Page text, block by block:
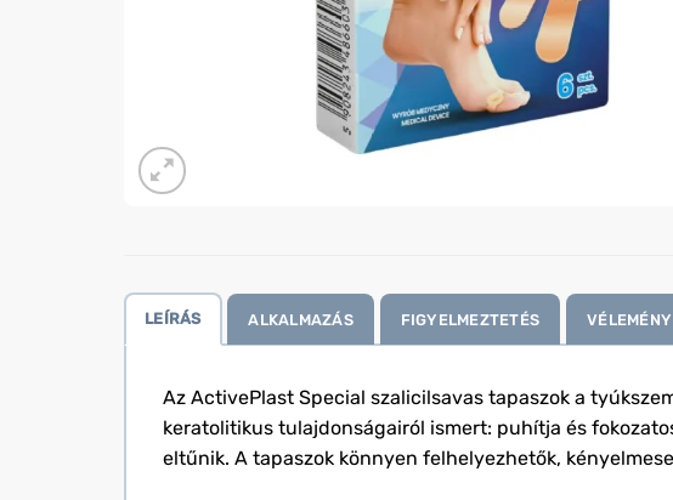
LEÍRÁS ALKALMAZÁS FIGYELMEZTETÉS
Az ActivePlast Special szalicilsavas tapaszok a
keratolitikus tulajdonságairól ismert: puhítja és
eltűnik. A tapaszok könnyen felhelyezhetők,